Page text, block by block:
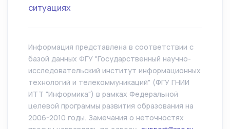
ситуациях
Информация представлена в соответствии с
базой данных ФГУ "Государственный научно-
исследовательский институт информационных
технологий и телекоммуникаций" (ФГУ ГНИИ
ИТТ "Информика") в рамках Федеральной
целевой программы развития образования на
2006-2010 годы. Замечания о неточностях